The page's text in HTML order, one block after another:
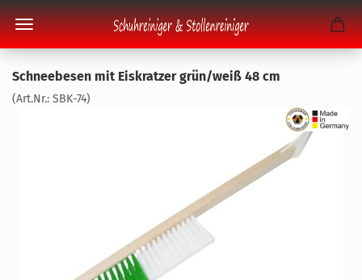
Schnee­be­sen mit Eis­krat­zer grün/weiß 48 cm
(Art.Nr.: SBK-​74)